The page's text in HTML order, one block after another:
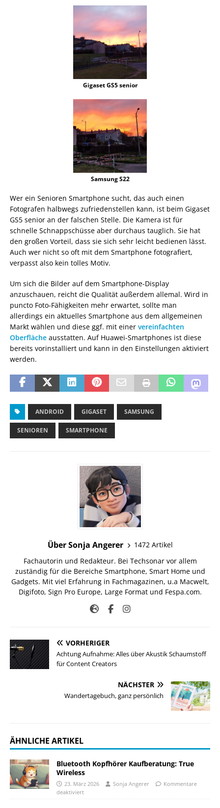
Gigaset GS5 senior
Samsung S22
Wer ein Senioren Smartphone sucht, das auch einen
Fotografen halbwegs zufriedenstellen kann, ist beim Gigaset
GS5 senior an der falschen Stelle. Die Kamera ist für
schnelle Schnappschüsse aber durchaus tauglich. Sie hat
den großen Vorteil, dass sie sich sehr leicht bedienen lässt.
Auch wer nicht so oft mit dem Smartphone fotografiert,
verpasst also kein tolles Motiv.
Um sich die Bilder auf dem Smartphone-Display
anzuschauen, reicht die Qualität außerdem allemal. Wird in
puncto Foto-Fähigkeiten mehr erwartet, sollte man
allerdings ein aktuelles Smartphone aus dem allgemeinen
Markt wählen und diese ggf. mit einer vereinfachten
Oberfläche ausstatten. Auf Huawei-Smartphones ist diese
bereits vorinstalliert und kann in den Einstellungen aktiviert
werden.
ANDROID GIGASET SAMSUNG
SENIOREN SMARTPHONE
Über Sonja Angerer
1472 Artikel
Fachautorin und Redakteur. Bei Techsonar vor allem
zuständig für die Bereiche Smartphone, Smart Home und
Gadgets. Mit viel Erfahrung in Fachmagazinen, u.a Macwelt,
Digifoto, Sign Pro Europe, Large Format und Fespa.com.
VORHERIGER
Achtung Aufnahme: Alles über Akustik Schaumstoff
für Content Creators
NÄCHSTER
Wandertagebuch, ganz persönlich
ÄHNLICHE ARTIKEL
Bluetooth Kopfhörer Kaufberatung: True
Wireless
23. März 2026 Sonja Angerer
Kommentare
deaktiviert